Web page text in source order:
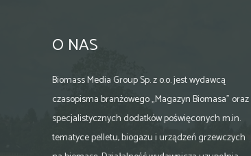
O NAS
Biomass Media Group Sp. z o.o. jest wydawcą
czasopisma branżowego „Magazyn Biomasa” oraz
specjalistycznych dodatków poświęconych m.in.
tematyce pelletu, biogazu i urządzeń grzewczych